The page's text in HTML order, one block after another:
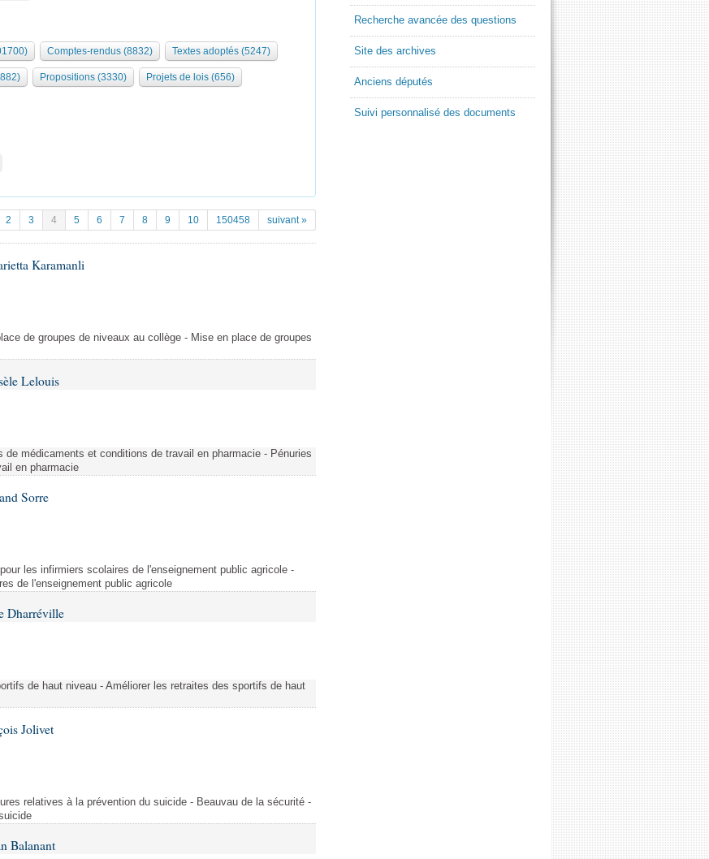
Comptes-rendus (8832) Textes adoptés (5247)
Propositions (3330) Projets de lois (656)
2 3 4 5 6 7 8 9 10 150458 suivant »
Karamanli
de groupes de niveaux au collège - Mise en place de groupes
Lelouis
de médicaments et conditions de travail en pharmacie - Pénuries
en pharmacie
Sorre
les infirmiers scolaires de l'enseignement public agricole -
de l'enseignement public agricole
Dharréville
de haut niveau - Améliorer les retraites des sportifs de haut
Jolivet
relatives à la prévention du suicide - Beauvau de la sécurité -
Balanant
Recherche avancée des questions
Site des archives
Anciens députés
Suivi personnalisé des documents